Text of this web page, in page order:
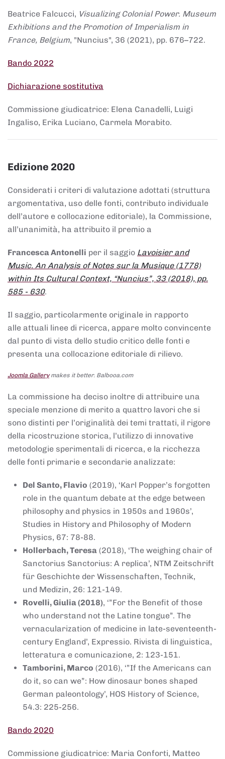
Beatrice Falcucci, Visualizing Colonial Power. Museum
Exhibitions and the Promotion of Imperialism in
France, Belgium, "Nuncius", 36 (2021), pp. 676–722.
Bando 2022
Dichiarazione sostitutiva
Commissione giudicatrice: Elena Canadelli, Luigi
Ingaliso, Erika Luciano, Carmela Morabito.
Edizione 2020
Considerati i criteri di valutazione adottati (struttura
argomentativa, uso delle fonti, contributo individuale
dell’autore e collocazione editoriale), la Commissione,
all’unanimità, ha attribuito il premio a
Francesca Antonelli per il saggio Lavoisier and
Music. An Analysis of Notes sur la Musique (1778)
within Its Cultural Context, “Nuncius”, 33 (2018), pp.
585 - 630.
Il saggio, particolarmente originale in rapporto
alle attuali linee di ricerca, appare molto convincente
dal punto di vista dello studio critico delle fonti e
presenta una collocazione editoriale di rilievo.
Joomla Gallerymakes it better. Balbooa.com
La commissione ha deciso inoltre di attribuire una
speciale menzione di merito a quattro lavori che si
sono distinti per l’originalità dei temi trattati, il rigore
della ricostruzione storica, l’utilizzo di innovative
metodologie sperimentali di ricerca, e la ricchezza
delle fonti primarie e secondarie analizzate:
Del Santo, Flavio (2019), ‘Karl Popper’s forgotten
role in the quantum debate at the edge between
philosophy and physics in 1950s and 1960s’,
Studies in History and Philosophy of Modern
Physics, 67: 78-88.
Hollerbach, Teresa (2018), ‘The weighing chair of
Sanctorius Sanctorius: A replica’, NTM Zeitschrift
für Geschichte der Wissenschaften, Technik,
und Medizin, 26: 121-149.
Rovelli, Giulia (2018), ‘”For the Benefit of those
who understand not the Latine tongue”. The
vernacularization of medicine in late-seventeenth-
century England’, Expressio. Rivista di linguistica,
letteratura e comunicazione, 2: 123-151.
Tamborini, Marco (2016), ‘”If the Americans can
do it, so can we”: How dinosaur bones shaped
German paleontology’, HOS History of Science,
54.3: 225-256.
Bando 2020
Commissione giudicatrice: Maria Conforti, Matteo